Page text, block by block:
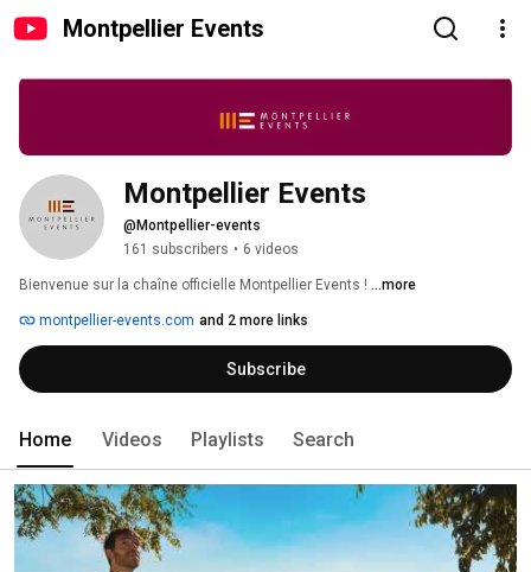
Montpellier Events
Montpellier Events
@Montpellier-events
161 subscribers • 6 videos
Bienvenue sur la chaîne officielle Montpellier Events ! ...more
montpellier-events.com and 2 more links
Subscribe
Home Videos Playlists Search